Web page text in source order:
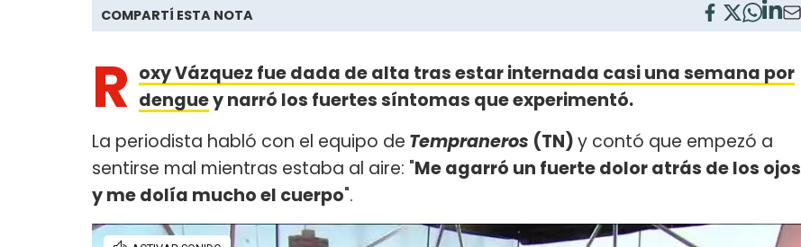
COMPARTÍ ESTA NOTA
R oxy Vázquez fue dada de alta tras estar internada casi una semana por
denguey narró los fuertes síntomas que experimentó.
La periodista habló con el equipo de Tempraneros (TN)y contó que empezó a
sentirse mal mientras estaba al aire: "Me agarró un fuerte dolor atrás de los ojos
y me dolía mucho el cuerpo".